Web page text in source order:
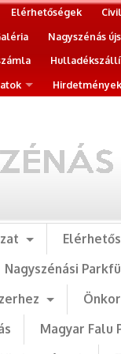
Elérhetőségek
Nagyszénás
Hirdetmények
Nagyszénási
Magyar Falu